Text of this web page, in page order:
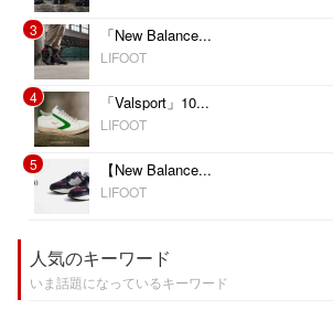
3 「New Balance...
LIFOOT
4 「Valsport」10...
LIFOOT
5 【New Balance...
LIFOOT
人気のキーワード
いま話題になっているキーワード